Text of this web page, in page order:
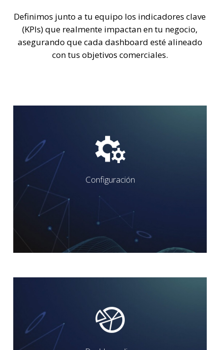
Definimos junto a tu equipo los indicadores clave
(KPIs) que realmente impactan en tu negocio,
asegurando que cada dashboard esté alineado
con tus objetivos comerciales.
Configuración
Configurar GA4 para la
recopilación de datos en Real
precisa y estructurada desde el